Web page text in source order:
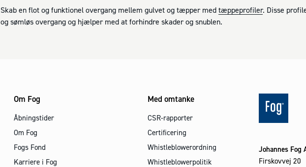
Skab en flot og funktionel overgang mellem gulvet og tæpper medtæppeprofiler. Disse
og sømløs overgang og hjælper med at forhindre skader og snublen.
Om Fog
Åbningstider
Om Fog
Fogs Fond
Karriere i Fog
Med omtanke
CSR-rapporter
Certificering
Whistleblowerordning
Whistleblowerpolitik
Johannes Fog
Firskovvej 20